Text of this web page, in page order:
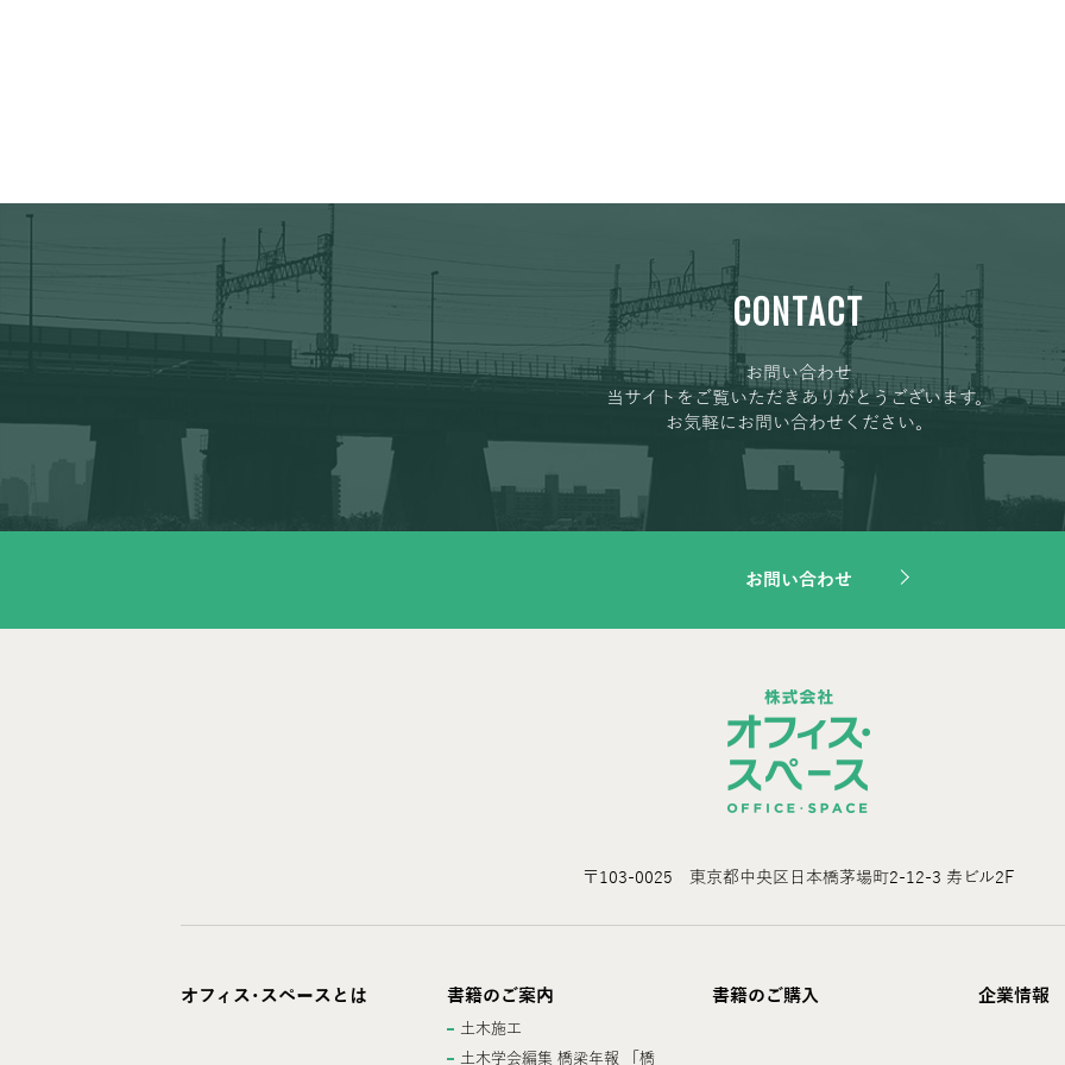
CONTACT
お問い合わせ
当サイトをご覧いただきありがとうございます。
お気軽にお問い合わせください。
お問い合わせ
〒103-0025 東京都中央区日本橋茅場町2-12-3 寿ビル2F
オフィス･スペースとは 書籍のご案内
土木施工
土木学会編集 橋梁年報 「橋
書籍のご購入 企業情報